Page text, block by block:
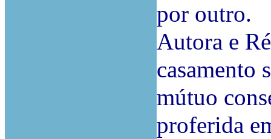
por outro.
Autora e
mútuo
proferida